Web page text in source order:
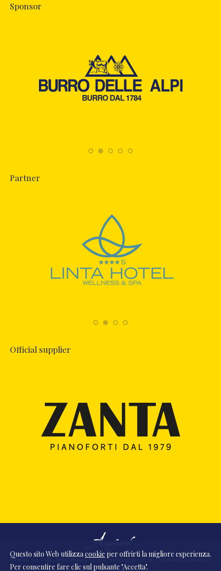
Sponsor
Partner
Official supplier
© 2026 Ass. Cult. Amici Musica Asiago - P.Iva 02342390248 - Via monte Pasubio, 11
- 36010 Zanè (VI) Italia
Questo sito Web utilizzacookie per offrirti la migliore esperienza.
Per consentire fare clic sul pulsante "Accetta".